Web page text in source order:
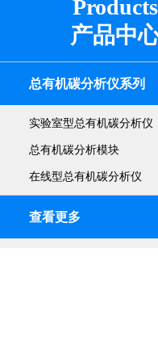
Products
产品中
总有机碳分析仪系列
实验室型总有机碳分析仪
总有机碳分析模块
在线型总有机碳分析仪
查看更多